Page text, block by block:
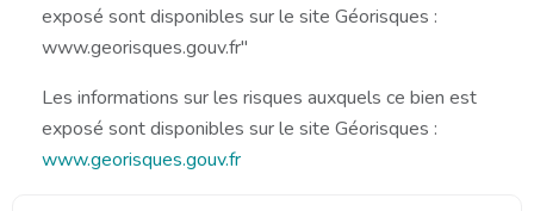
exposé sont disponibles sur le site Géorisques :
www.georisques.gouv.fr"
Les informations sur les risques auxquels ce bien est
exposé sont disponibles sur le site Géorisques :
www.georisques.gouv.fr